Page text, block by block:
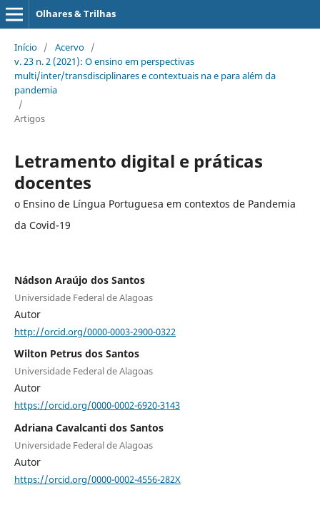
Olhares & Trilhas
Início / Acervo /
v. 23 n. 2 (2021): O ensino em perspectivas
multi/inter/transdisciplinares e contextuais na e para além da
pandemia
/
Artigos
Letramento digital e práticas
docentes
o Ensino de Língua Portuguesa em contextos de Pandemia
da Covid-19
Nádson Araújo dos Santos
Universidade Federal de Alagoas
Autor
http://orcid.org/0000-0003-2900-0322
Wilton Petrus dos Santos
Universidade Federal de Alagoas
Autor
https://orcid.org/0000-0002-6920-3143
Adriana Cavalcanti dos Santos
Universidade Federal de Alagoas
Autor
https://orcid.org/0000-0002-4556-282X